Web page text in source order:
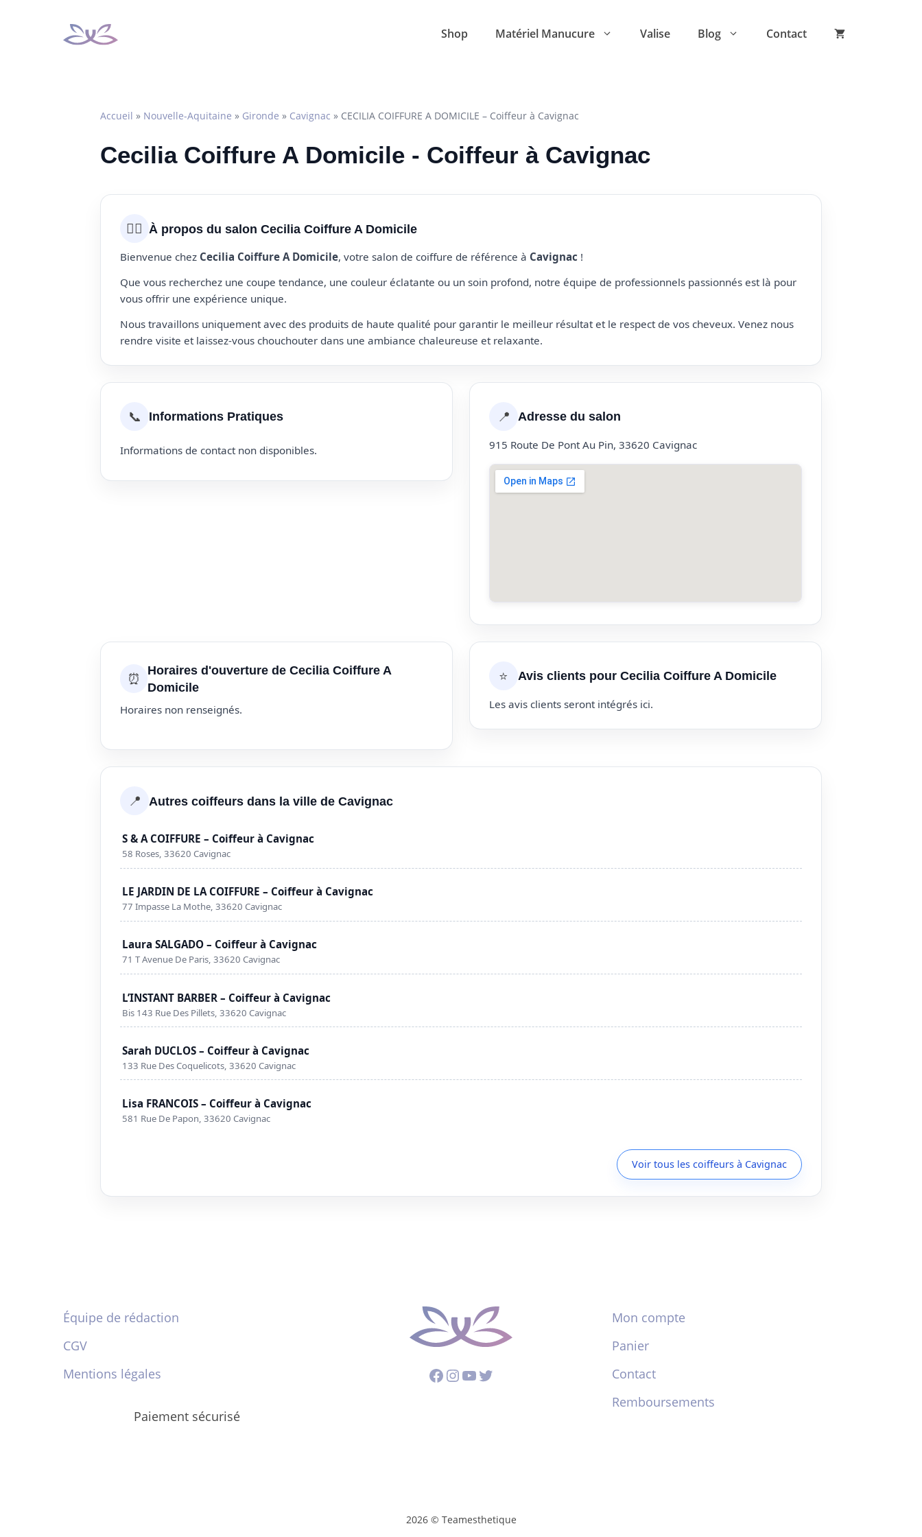
Shop Matériel Manucure Valise Blog Contact
Accueil » Nouvelle-Aquitaine » Gironde » Cavignac » CECILIA COIFFURE A DOMICILE – Coiffeur à Cavignac
Cecilia Coiffure A Domicile - Coiffeur à Cavignac
💇‍♀️ À propos du salon Cecilia Coiffure A Domicile
Bienvenue chez Cecilia Coiffure A Domicile, votre salon de coiffure de référence à Cavignac !
Que vous recherchez une coupe tendance, une couleur éclatante ou un soin profond, notre équipe de professionnels passionnés est là pour
vous offrir une expérience unique.
Nous travaillons uniquement avec des produits de haute qualité pour garantir le meilleur résultat et le respect de vos cheveux. Venez nous
rendre visite et laissez-vous chouchouter dans une ambiance chaleureuse et relaxante.
📞 Informations Pratiques
Informations de contact non disponibles.
📍 Adresse du salon
915 Route De Pont Au Pin, 33620 Cavignac
⏰
Horaires d'ouverture de Cecilia Coiffure A
Domicile
Horaires non renseignés.
⭐ Avis clients pour Cecilia Coiffure A Domicile
Les avis clients seront intégrés ici.
📍 Autres coiffeurs dans la ville de Cavignac
S & A COIFFURE – Coiffeur à Cavignac
58 Roses, 33620 Cavignac
LE JARDIN DE LA COIFFURE – Coiffeur à Cavignac
77 Impasse La Mothe, 33620 Cavignac
Laura SALGADO – Coiffeur à Cavignac
71 T Avenue De Paris, 33620 Cavignac
L’INSTANT BARBER – Coiffeur à Cavignac
Bis 143 Rue Des Pillets, 33620 Cavignac
Sarah DUCLOS – Coiffeur à Cavignac
133 Rue Des Coquelicots, 33620 Cavignac
Lisa FRANCOIS – Coiffeur à Cavignac
581 Rue De Papon, 33620 Cavignac
Voir tous les coiffeurs à Cavignac
Équipe de rédaction
CGV
Mentions légales
Paiement sécurisé
Facebook
Instagram
YouTube
Twitter
Mon compte
Panier
Contact
Remboursements
2026 © Teamesthetique